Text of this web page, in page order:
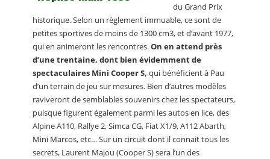
du Grand Prix
historique. Selon un règlement immuable, ce sont de
petites sportives de moins de 1300 cm3, et d’avant 1977,
qui en animeront les rencontres.On en attend près
d’une trentaine, dont bien évidemment de
spectaculaires Mini Cooper S, qui bénéficient à Pau
d’un terrain de jeu sur mesures. Bien d’autres modèles
raviveront de semblables souvenirs chez les spectateurs,
puisque figurent également parmi les autos en lice, des
Alpine A110, Rallye 2, Simca CG, Fiat X1/9, A112 Abarth,
Mini Marcos, etc… Sur un circuit dont il connait tous les
secrets, Laurent Majou (Cooper S) sera l’un des